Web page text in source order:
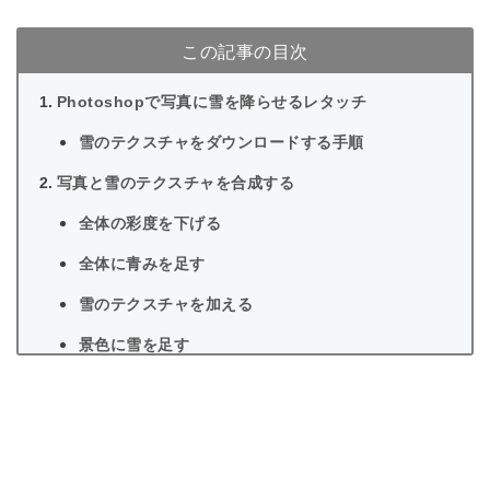
この記事の目次
Photoshopで写真に雪を降らせるレタッチ
雪のテクスチャをダウンロードする手順
写真と雪のテクスチャを合成する
全体の彩度を下げる
全体に青みを足す
雪のテクスチャを加える
景色に雪を足す